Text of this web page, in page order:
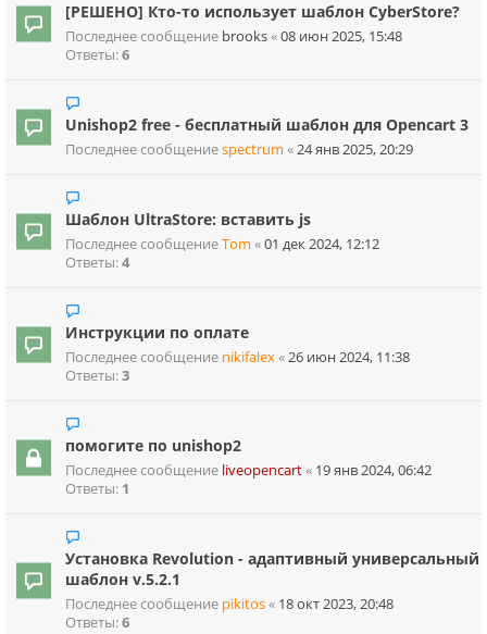
[РЕШЕНО] Кто-то использует шаблон CyberStore?
Последнее сообщение brooks«08 июн 2025, 15:48
Ответы:6
Unishop2 free - бесплатный шаблон для Opencart 3
Последнее сообщениеspectrum «24 янв 2025, 20:29
Шаблон UltraStore: вставить js
Последнее сообщениеTom «01 дек 2024, 12:12
Ответы:4
Инструкции по оплате
Последнее сообщение nikifalex«26 июн 2024, 11:38
Ответы:3
помогите по unishop2
Последнее сообщение liveopencart« 19 янв 2024, 06:42
Ответы: 1
Установка Revolution - адаптивный универсальный
шаблон v.5.2.1
Последнее сообщение pikitos« 18 окт 2023, 20:48
Ответы:6